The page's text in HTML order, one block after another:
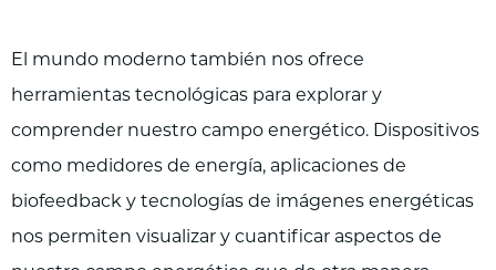
El mundo moderno también nos ofrece
herramientas tecnológicas para explorar y
comprender nuestro campo energético. Dispositivos
como medidores de energía, aplicaciones de
biofeedback y tecnologías de imágenes energéticas
nos permiten visualizar y cuantificar aspectos de